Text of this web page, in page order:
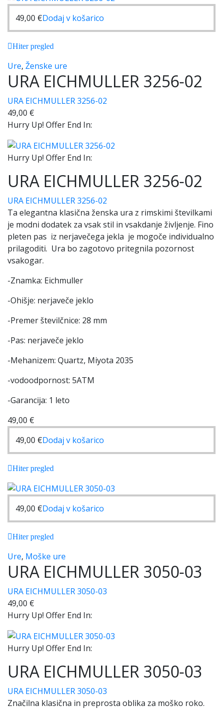
49,00 €Dodaj v košarico
Hiter pregled
Ure, Ženske ure
URA EICHMULLER 3256-02
URA EICHMULLER 3256-02
49,00 €
Hurry Up! Offer End In:
Hurry Up! Offer End In:
URA EICHMULLER 3256-02
URA EICHMULLER 3256-02
Ta elegantna klasična ženska ura z rimskimi številkami
je modni dodatek za vsak stil in vsakdanje življenje. Fino
pleten pas iz nerjavečega jekla je mogoče individualno
prilagoditi. Ura bo zagotovo pritegnila pozornost
vsakogar.
-Znamka: Eichmuller
-Ohišje: nerjaveče jeklo
-Premer številčnice: 28 mm
-Pas: nerjaveče jeklo
-Mehanizem: Quartz, Miyota 2035
-vodoodpornost: 5ATM
-Garancija: 1 leto
49,00 €
49,00 €Dodaj v košarico
Hiter pregled
49,00 €Dodaj v košarico
Hiter pregled
Ure, Moške ure
URA EICHMULLER 3050-03
URA EICHMULLER 3050-03
49,00 €
Hurry Up! Offer End In:
Hurry Up! Offer End In:
URA EICHMULLER 3050-03
URA EICHMULLER 3050-03
Značilna klasična in preprosta oblika za moško roko.